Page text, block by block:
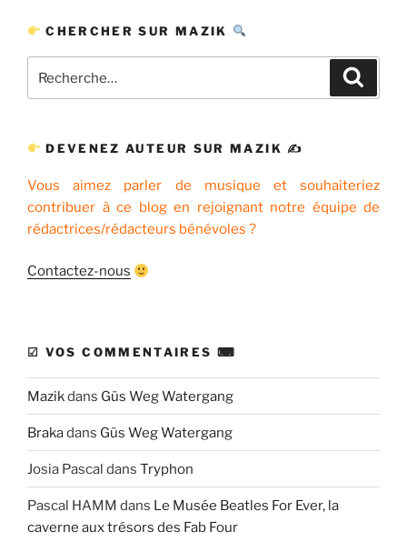
CHERCHER SUR MAZIK
pour
DEVENEZ AUTEUR SUR MAZIK ✍
Vous aimez parler de musique et souhaiteriez
contribuer à ce blog en rejoignant notre équipe de
rédactrices/rédacteurs bénévoles ?
Contactez-nous
☑ VOS COMMENTAIRES ⌨
Mazikdans Güs Weg Watergang
Brakadans Güs Weg Watergang
Josia Pascal dans Tryphon
Pascal HAMM dans Le Musée Beatles For Ever, la
caverne aux trésors des Fab Four